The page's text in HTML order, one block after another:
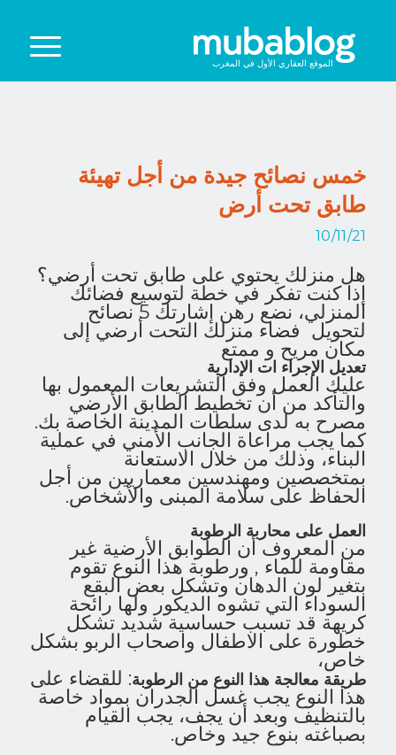
الموقع العقاري الأول في المغرب
خمس نصائح جيدة من أجل تهيئة
طابق تحت أرض
10/11/21
هل منزلك يحتوي على طابق تحت أرضي؟
إذا كنت تفكر في خطة لتوسيع فضائك
المنزلي، نضع رهن إشارتك 5 نصائح
لتحويل فضاء منزلك التحت أرضي إلى
مكان مريح و ممتع
تعديل الإجراء ات الإدارية
عليك العمل وفق التشريعات المعمول بها
والتأكد من أن تخطيط الطابق الأرضي
مصرح به لدى سلطات المدينة الخاصة بك.
كما يجب مراعاة الجانب الأمني في عملية
البناء، وذلك من خلال الاستعانة
بمتخصصين ومهندسين معماريين من أجل
الحفاظ على سلامة المبنى والأشخاص.
العمل على محاربة الرطوبة
من المعروف أن الطوابق الأرضية غير
مقاومة للماء , ورطوبة هذا النوع تقوم
بتغير لون الدهان وتشكل بعض البقع
السوداء التي تشوه الديكور ولها رائحة
كريهة قد تسبب حساسية شديد تشكل
خطورة على الاطفال واصحاب الربو بشكل
خاص،
طريقة معالجة هذا النوع من الرطوبة: للقضاء على
هذا النوع يجب غسل الجدران بمواد خاصة
بالتنظيف وبعد أن يجف، يجب القيام
بصباغته بنوع جيد وخاص.